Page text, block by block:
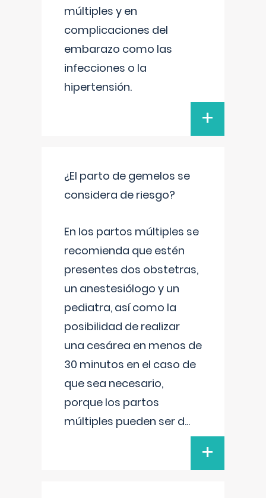
múltiples y en
complicaciones del
embarazo como las
infecciones o la
hipertensión.
+
¿El parto de gemelos se
considera de riesgo?
En los partos múltiples se
recomienda que estén
presentes dos obstetras,
un anestesiólogo y un
pediatra, así como la
posibilidad de realizar
una cesárea en menos de
30 minutos en el caso de
que sea necesario,
porque los partos
múltiples pueden ser d...
+